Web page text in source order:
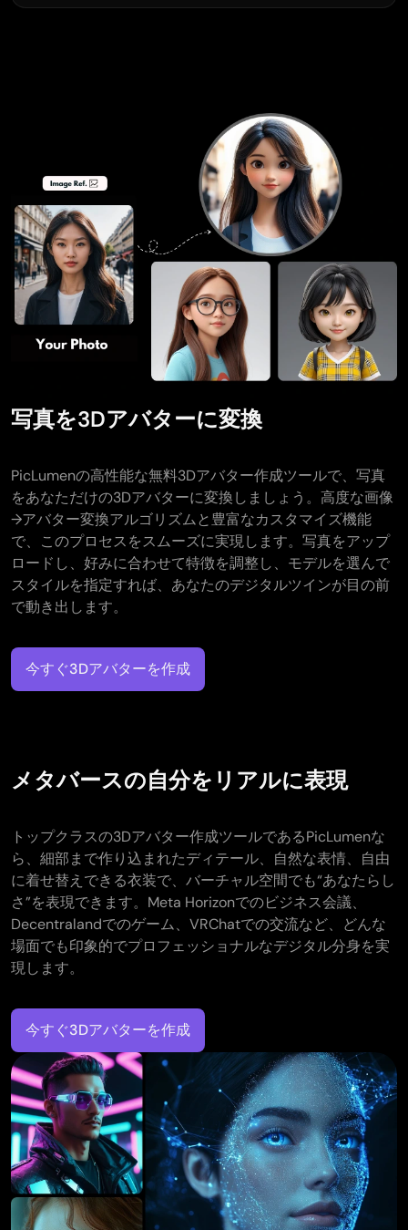
写真を3Dアバターに変換
PicLumenの高性能な無料3Dアバター作成ツールで、写真
をあなただけの3Dアバターに変換しましょう。高度な画像
→アバター変換アルゴリズムと豊富なカスタマイズ機能
で、このプロセスをスムーズに実現します。写真をアップ
ロードし、好みに合わせて特徴を調整し、モデルを選んで
スタイルを指定すれば、あなたのデジタルツインが目の前
で動き出します。
今すぐ3Dアバターを作成​
メタバースの自分をリアルに表現
トップクラスの3Dアバター作成ツールであるPicLumenな
ら、細部まで作り込まれたディテール、自然な表情、自由
に着せ替えできる衣装で、バーチャル空間でも“あなたらし
さ”を表現できます。Meta Horizonでのビジネス会議、
Decentralandでのゲーム、VRChatでの交流など、どんな
場面でも印象的でプロフェッショナルなデジタル分身を実
現します。
今すぐ3Dアバターを作成​